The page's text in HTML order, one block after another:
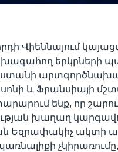
Վիեննայում
երկրների
և Ֆրանսիայի
ենք, որ
խաղաղ
Եզրափակիչ ակտի